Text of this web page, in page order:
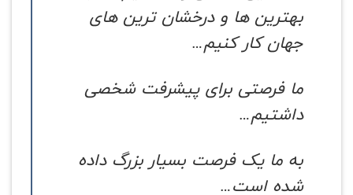
بهترین ها و درخشان ترین های
جهان کار کنیم…
ما فرصتی برای پیشرفت شخصی
داشتیم…
به ما یک فرصت بسیار بزرگ داده
شده است…